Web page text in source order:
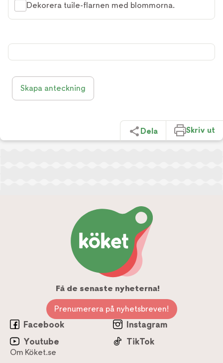
Dekorera tuile-flarnen med blommorna.
Skapa anteckning
Dela Skriv ut
Få de senaste nyheterna!
Prenumerera på nyhetsbreven!
Facebook
Instagram
Youtube
TikTok
Om Köket.se